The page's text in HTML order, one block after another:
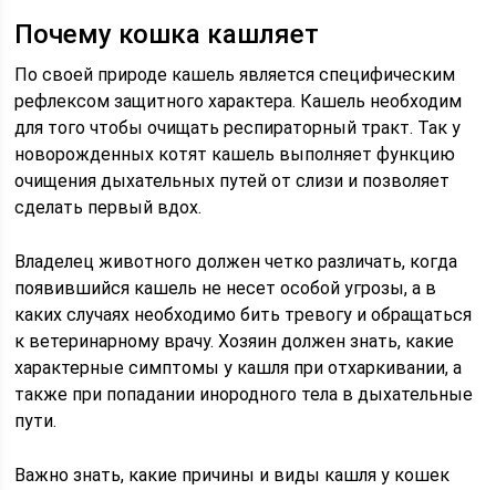
Почему кошка кашляет
По своей природе кашель является специфическим
рефлексом защитного характера. Кашель необходим
для того чтобы очищать респираторный тракт. Так у
новорожденных котят кашель выполняет функцию
очищения дыхательных путей от слизи и позволяет
сделать первый вдох.
Владелец животного должен четко различать, когда
появившийся кашель не несет особой угрозы, а в
каких случаях необходимо бить тревогу и обращаться
к ветеринарному врачу. Хозяин должен знать, какие
характерные симптомы у кашля при отхаркивании, а
также при попадании инородного тела в дыхательные
пути.
Важно знать, какие причины и виды кашля у кошек